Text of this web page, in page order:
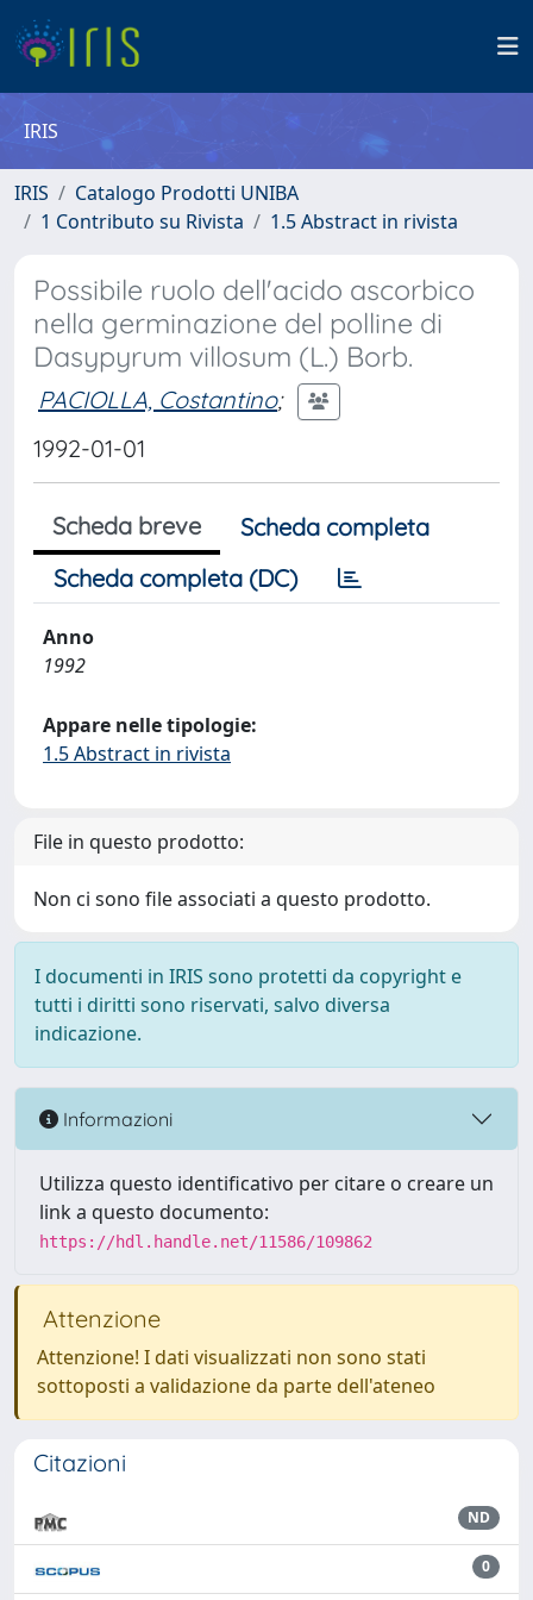
IRIS
IRIS
Catalogo Prodotti UNIBA
1 Contributo su Rivista
1.5 Abstract in rivista
Possibile ruolo dell'acido ascorbico
nella germinazione del polline di
Dasypyrum villosum (L.) Borb.
PACIOLLA, Costantino;
1992-01-01
Scheda breve
Scheda completa
Scheda completa (DC)
Anno
1992
Appare nelle tipologie:
1.5 Abstract in rivista
File in questo prodotto:
Non ci sono file associati a questo prodotto.
I documenti in IRIS sono protetti da copyright e
tutti i diritti sono riservati, salvo diversa
indicazione.
Informazioni
Utilizza questo identificativo per citare o creare un
link a questo documento:
https://hdl.handle.net/11586/109862
Attenzione
Attenzione! I dati visualizzati non sono stati
sottoposti a validazione da parte dell'ateneo
Citazioni
ND
0